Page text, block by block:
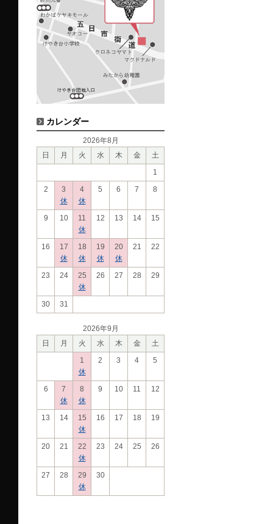
カレンダー
2026年8月
日
月 火 水 木 金
土
1
2
3
休
4
休
5 6 7 8
9 10
11
休
12 13 14 15
16
17
休
18
休
19
休
20
休
21 22
23 24
25
休
26 27 28 29
30 31
2026年9月
日
月 火 水 木 金
土
1
休
2 3 4 5
6
7
休
8
休
9 10 11 12
13 14
15
休
16 17 18 19
20 21
22
休
23 24 25 26
27 28
29
休
30